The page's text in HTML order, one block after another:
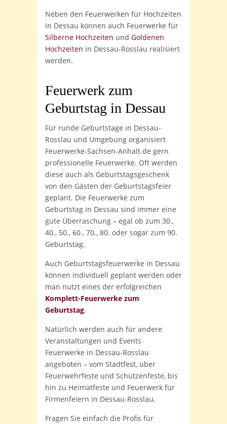
Neben den Feuerwerken für Hochzeiten
in Dessau können auch Feuerwerke für
Silberne Hochzeiten und Goldenen
Hochzeiten in Dessau-Rosslau realisiert
werden.
Feuerwerk zum
Geburtstag in Dessau
Für runde Geburtstage in Dessau-
Rosslau und Umgebung organisiert
Feuerwerke-Sachsen-Anhalt.de gern
professionelle Feuerwerke. Oft werden
diese auch als Geburtstagsgeschenk
von den Gästen der Geburtstagsfeier
geplant. Die Feuerwerke zum
Geburtstag in Dessau sind immer eine
gute Überraschung – egal ob zum 30.,
40., 50., 60., 70., 80. oder sogar zum 90.
Geburtstag.
Auch Geburtstagsfeuerwerke in Dessau
können individuell geplant werden oder
man nutzt eines der erfolgreichen
Komplett-Feuerwerke zum
Geburtstag.
Natürlich werden auch für andere
Veranstaltungen und Events
Feuerwerke in Dessau-Rosslau
angeboten – vom Stadtfest, über
Feuerwehrfeste und Schützenfeste, bis
hin zu Heimatfeste und Feuerwerk für
Firmenfeiern in Dessau-Rosslau.
Fragen Sie einfach die Profis für